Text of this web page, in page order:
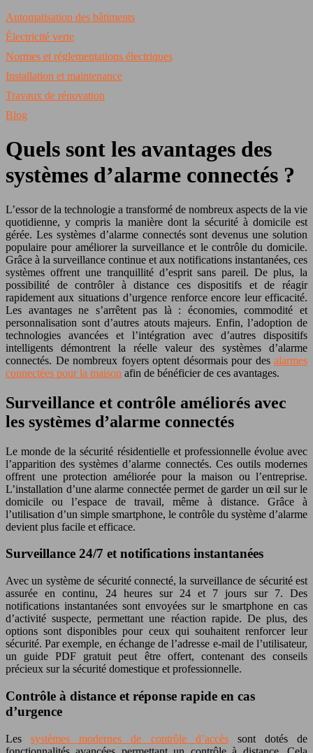
Automatisation des bâtiments
Électricité verte
Normes et réglementations électriques
Installation et maintenance
Travaux de rénovation
Blog
Quels sont les avantages des
systèmes d’alarme connectés ?
L’essor de la technologie a transformé de nombreux aspects de la vie
quotidienne, y compris la manière dont la sécurité à domicile est
gérée. Les systèmes d’alarme connectés sont devenus une solution
populaire pour améliorer la surveillance et le contrôle du domicile.
Grâce à la surveillance continue et aux notifications instantanées, ces
systèmes offrent une tranquillité d’esprit sans pareil. De plus, la
possibilité de contrôler à distance ces dispositifs et de réagir
rapidement aux situations d’urgence renforce encore leur efficacité.
Les avantages ne s’arrêtent pas là : économies, commodité et
personnalisation sont d’autres atouts majeurs. Enfin, l’adoption de
technologies avancées et l’intégration avec d’autres dispositifs
intelligents démontrent la réelle valeur des systèmes d’alarme
connectés. De nombreux foyers optent désormais pour des alarmes
connectées pour la maison afin de bénéficier de ces avantages.
Surveillance et contrôle améliorés avec
les systèmes d’alarme connectés
Le monde de la sécurité résidentielle et professionnelle évolue avec
l’apparition des systèmes d’alarme connectés. Ces outils modernes
offrent une protection améliorée pour la maison ou l’entreprise.
L’installation d’une alarme connectée permet de garder un œil sur le
domicile ou l’espace de travail, même à distance. Grâce à
l’utilisation d’un simple smartphone, le contrôle du système d’alarme
devient plus facile et efficace.
Surveillance 24/7 et notifications instantanées
Avec un système de sécurité connecté, la surveillance de sécurité est
assurée en continu, 24 heures sur 24 et 7 jours sur 7. Des
notifications instantanées sont envoyées sur le smartphone en cas
d’activité suspecte, permettant une réaction rapide. De plus, des
options sont disponibles pour ceux qui souhaitent renforcer leur
sécurité. Par exemple, en échange de l’adresse e-mail de l’utilisateur,
un guide PDF gratuit peut être offert, contenant des conseils
précieux sur la sécurité domestique et professionnelle.
Contrôle à distance et réponse rapide en cas
d’urgence
Lessystèmes modernes de contrôle d’accèssont dotés de